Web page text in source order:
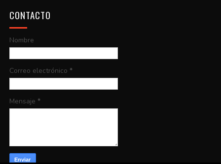
CONTACTO
Nombre
Correo electrónico *
Mensaje *